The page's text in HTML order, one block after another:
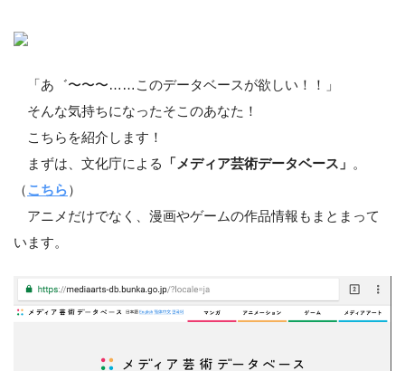
「あ゛〜〜〜……このデータベースが欲しい！！」
そんな気持ちになったそこのあなた！
こちらを紹介します！
まずは、文化庁による
「メディア芸術データベース」 。
（こちら）
アニメだけでなく、漫画やゲームの作品情報もまとまって
います。